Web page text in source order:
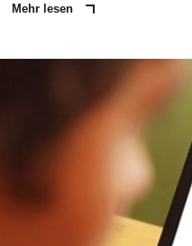
Mehr lesen